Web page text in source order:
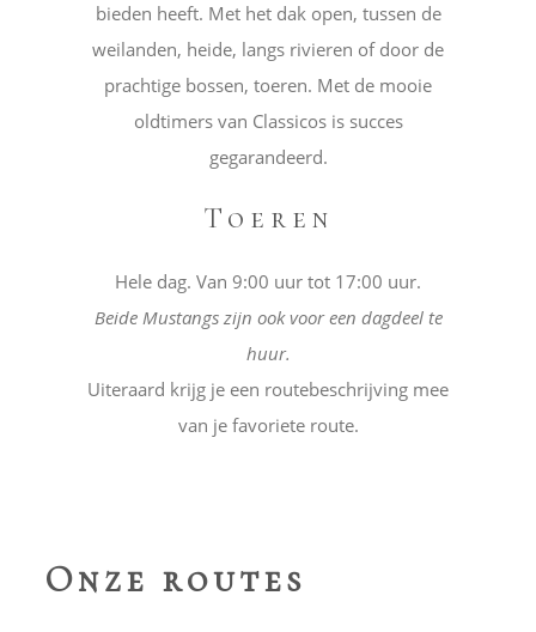
bieden heeft. Met het dak open, tussen de
weilanden, heide, langs rivieren of door de
prachtige bossen, toeren. Met de mooie
oldtimers van Classicos is succes
gegarandeerd.
Toeren
Hele dag. Van 9:00 uur tot 17:00 uur.
Beide Mustangs zijn ook voor een dagdeel te
huur.
Uiteraard krijg je een routebeschrijving mee
van je favoriete route.
Onze routes